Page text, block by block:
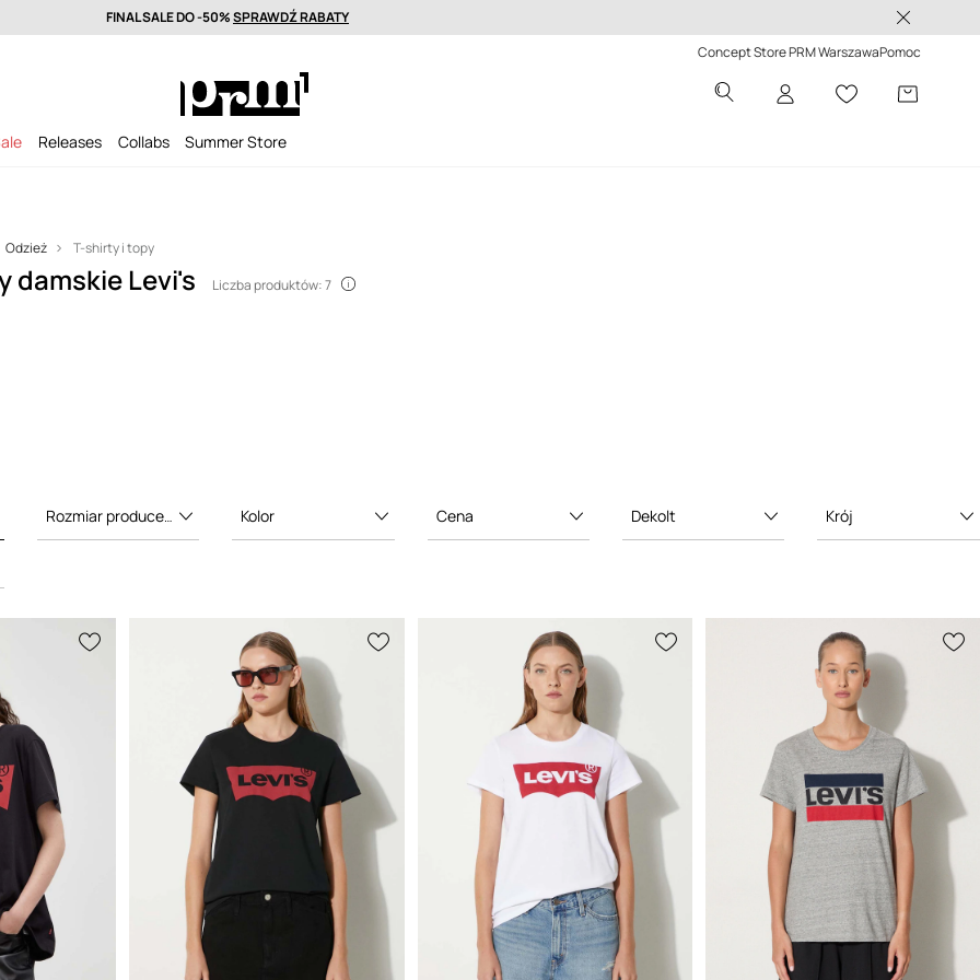
Wyselekcjonowane marki premium >
FINAL SALE DO -50%SPRAWDŹ RABATY
Concept Store PRM WarszawaPomoc
Releases Collabs Summer Store
Odzież T-shirty i topy
damskie Levi's Liczba produktów: 7
na całym świecie.
Rozmiar producenta Kolor Cena Dekolt Krój